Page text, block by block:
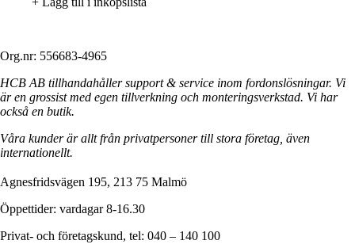
Org.nr: 556683-4965
HCB AB tillhandahåller support & service inom fordonslösningar. Vi
är en grossist med egen tillverkning och monteringsverkstad. Vi har
också en butik.
Våra kunder är allt från privatpersoner till stora företag, även
internationellt.
Agnesfridsvägen 195, 213 75 Malmö
Öppettider: vardagar 8-16.30
Privat- och företagskund, tel: 040 – 140 100